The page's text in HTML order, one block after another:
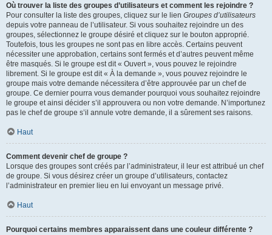
Où trouver la liste des groupes d’utilisateurs et comment les rejoindre ?
Pour consulter la liste des groupes, cliquez sur le lien Groupes d’utilisateurs
depuis votre panneau de l’utilisateur. Si vous souhaitez rejoindre un des
groupes, sélectionnez le groupe désiré et cliquez sur le bouton approprié.
Toutefois, tous les groupes ne sont pas en libre accès. Certains peuvent
nécessiter une approbation, certains sont fermés et d’autres peuvent même
être masqués. Si le groupe est dit « Ouvert », vous pouvez le rejoindre
librement. Si le groupe est dit « À la demande », vous pouvez rejoindre le
groupe mais votre demande nécessitera d’être approuvée par un chef de
groupe. Ce dernier pourra vous demander pourquoi vous souhaitez rejoindre
le groupe et ainsi décider s’il approuvera ou non votre demande. N’importunez
pas le chef de groupe s’il annule votre demande, il a sûrement ses raisons.
Haut
Comment devenir chef de groupe ?
Lorsque des groupes sont créés par l’administrateur, il leur est attribué un chef
de groupe. Si vous désirez créer un groupe d’utilisateurs, contactez
l’administrateur en premier lieu en lui envoyant un message privé.
Haut
Pourquoi certains membres apparaissent dans une couleur différente ?